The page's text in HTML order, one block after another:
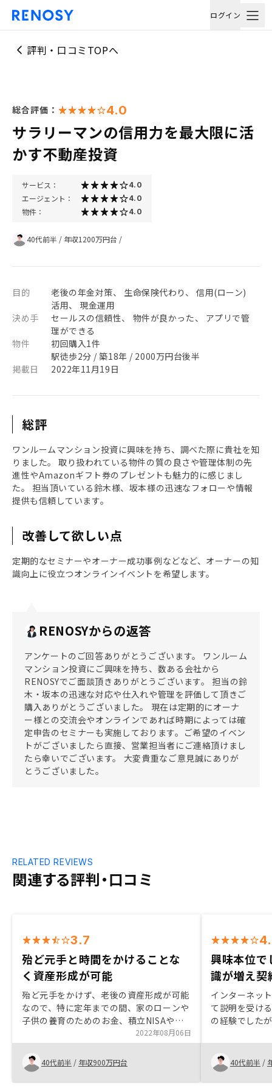
ログイン
評判・口コミTOPへ
総合評価： 4.0
サラリーマンの信用力を最大限に活
かす不動産投資
サービス： 4.0
エージェント： 4.0
物件： 4.0
40代前半 / 年収1200万円台 /
目的
老後の年金対策、 生命保険代わり、 信用(ローン)
活用、 現金運用
決め手
セールスの信頼性、 物件が良かった、 アプリで管
理ができる
物件
初回購入1件
駅徒歩2分 / 築18年 / 2000万円台後半
掲載日
2022年11月19日
総評
ワンルームマンション投資に興味を持ち、調べた際に貴社を知
りました。 取り扱われている物件の質の良さや管理体制の先
進性やAmazonギフト券のプレゼントも魅力的に感じまし
た。 担当頂いている鈴木様、坂本様の迅速なフォローや情報
提供も信頼しています。
改善して欲しい点
定期的なセミナーやオーナー成功事例などなど、オーナーの知
識向上に役立つオンラインイベントを希望します。
RENOSYからの返答
アンケートのご回答ありがとうございます。 ワンルーム
マンション投資にご興味を持ち、数ある会社から
RENOSYでご面談頂きありがとうございます。 担当の鈴
木・坂本の迅速な対応や仕入れや管理を評価して頂きご
購入ありがとうございました。 現在は定期的にオーナ
ー様との交流会やオンラインであれば時期によっては確
定申告のセミナーも実施しております。ご希望のイベン
トがございましたら直接、営業担当者にご連絡頂けまし
たら幸いでございます。 大変貴重なご意見誠にありが
とうございました。
関連する評判・口コミ
RELATED REVIEWS
3.7
殆ど元手と時間をかけることな
く資産形成が可能
殆ど元手をかけず、老後の資産形成が可能
なので、特に定年までの間、家のローンや
子供の養育のためのお金、積立NISAや
idecoによる資産運用をしており、更に
月々1万円程度の支払える余力がある方に
は是非ともお勧めです また、空室リスク
に対する補償(サブリースではない)や備品
にたいする補償等、管理についてもサポー
2022年08月06日
40代前半 / 年収900万円台
興味本位で
識が増え契
インターネッ
て説明を受け
の経験でした
る知識が増え
ブな考えを持
40代前半 /